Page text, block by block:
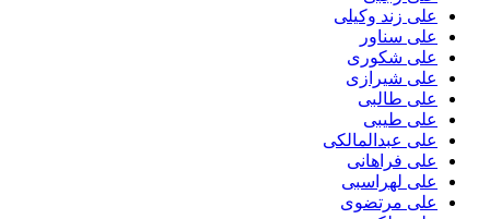
علی زند وکیلی
علی سناور
علی شکوری
علی شیرازی
علی طالبی
علی طیبی
علی عبدالمالکی
علی فراهانی
علی لهراسبی
علی مرتضوی